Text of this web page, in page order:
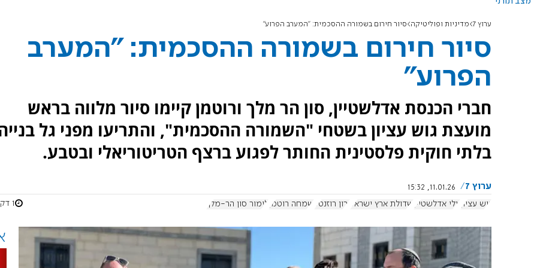
ערוץ 7 מדיניות ופוליטיקה סיור חירום בשמורה ההסכמית: "המערב הפרוע"
סיור חירום בשמורה ההסכמית: "המערב
הפרוע"
חברי הכנסת אדלשטיין, סון הר מלך ורוטמן קיימו סיור מלווה בראש
מועצת גוש עציון בשטחי "השמורה ההסכמית", והתריעו מפני גל
בלתי חוקית פלסטינית החותר לפגוע ברצף הטריטוריאלי ובטבע.
ערוץ 7
11.01.26, 15:32
גוש עציון
יולי אדלשטיין שדולת ארץ ישראל ירון רוזנטל שמחה רוטמן לימור סון הר-מלך 1 דקות